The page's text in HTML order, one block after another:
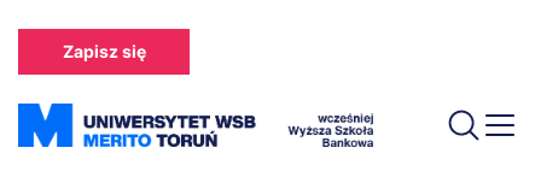
treści
Zapisz się